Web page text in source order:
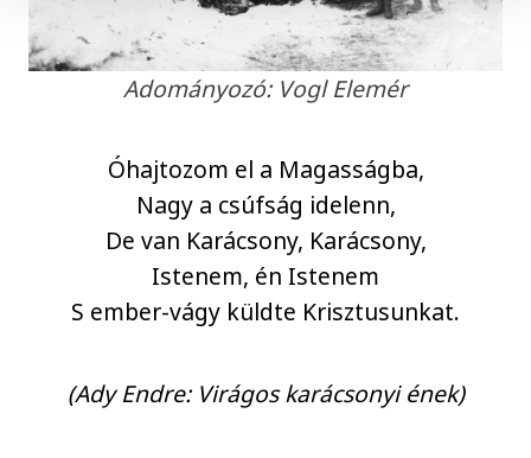
Adományozó: Vogl Elemér
Óhajtozom el a Magasságba,
Nagy a csúfság idelenn,
De van Karácsony, Karácsony,
Istenem, én Istenem
S ember-vágy küldte Krisztusunkat.
(Ady Endre: Virágos karácsonyi ének)